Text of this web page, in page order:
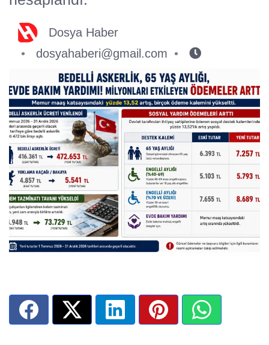
Dosya Haber
dosyahaberi@gmail.com